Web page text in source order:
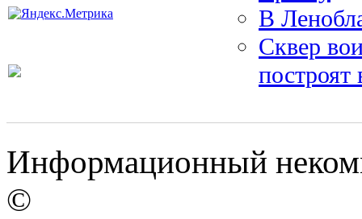
В
Сквер
Информационный
©